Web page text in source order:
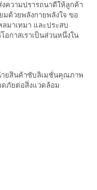
ความปรารถนาดีให้ลูกค้า
ด้วยพลังกายพลังใจ ขอ
ลมาเทมา และประสบ
กาสเราเป็นส่วนหนึ่งใน
ยสินค้าซับลิเมชั่นคุณภาพ
ดภัยต่อสิ่งแวดล้อม